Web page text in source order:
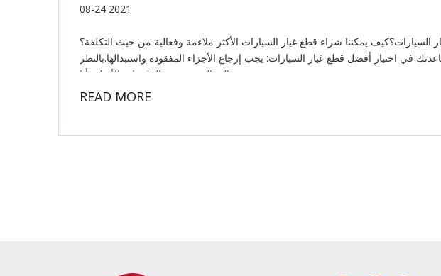
08-24 2021
يمكننا شراء قطع غيار السيارات الأكثر ملاءمة وفعالية من حيث التكلفة؟
في اختيار أفضل قطع غيار السيارات: يجب إرجاع الأجزاء المفقودة واستبدالها.بالنظر
إلى العبوة، عبوة الملحقات الأصلية أنا
READ MORE